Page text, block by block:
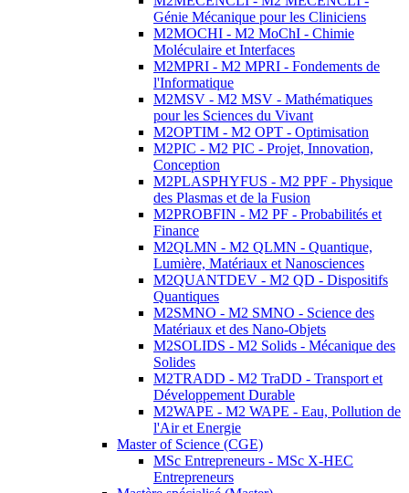
Génie Mécanique pour les Cliniciens
M2MOCHI - M2 MoChI - Chimie
Moléculaire et Interfaces
M2MPRI - M2 MPRI - Fondements de
l'Informatique
M2MSV - M2 MSV - Mathématiques
pour les Sciences du Vivant
M2OPTIM - M2 OPT - Optimisation
M2PIC - M2 PIC - Projet, Innovation,
Conception
M2PLASPHYFUS - M2 PPF - Physique
des Plasmas et de la Fusion
M2PROBFIN - M2 PF - Probabilités et
Finance
M2QLMN - M2 QLMN - Quantique,
Lumière, Matériaux et Nanosciences
M2QUANTDEV - M2 QD - Dispositifs
Quantiques
M2SMNO - M2 SMNO - Science des
Matériaux et des Nano-Objets
M2SOLIDS - M2 Solids - Mécanique des
Solides
M2TRADD - M2 TraDD - Transport et
Développement Durable
M2WAPE - M2 WAPE - Eau, Pollution de
l'Air et Energie
Master of Science (CGE)
MSc Entrepreneurs - MSc X-HEC
Entrepreneurs